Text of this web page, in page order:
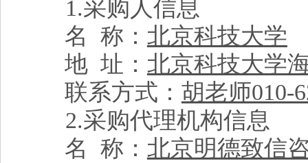
1.采购人信息
名 称： 北京科技大学
地 址： 北京科技大学
联系方式： 胡老师010-
2.采购代理机构信息
名 称： 北京明德致信